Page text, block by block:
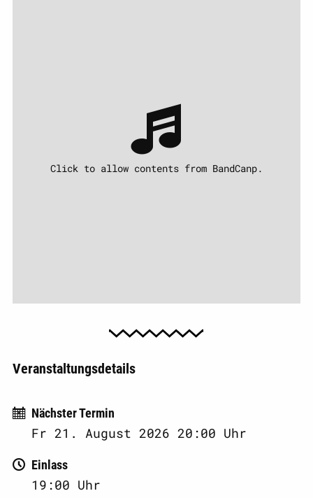
Click to allow contents from BandCanp.
Veranstaltungsdetails
Nächster Termin
Fr 21. August 2026 20:00 Uhr
Einlass
19:00 Uhr